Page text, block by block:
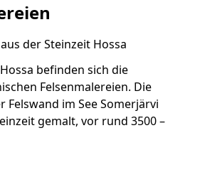
der Steinzeit Hossa
befinden sich die
Felsenmalereien. Die
Felswand im See Somerjärvi
gemalt, vor rund 3500 –